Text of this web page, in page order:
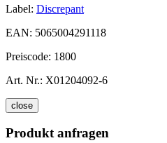
Label: Discrepant
EAN: 5065004291118
Preiscode: 1800
Art. Nr.: X01204092-6
close
Produkt anfragen